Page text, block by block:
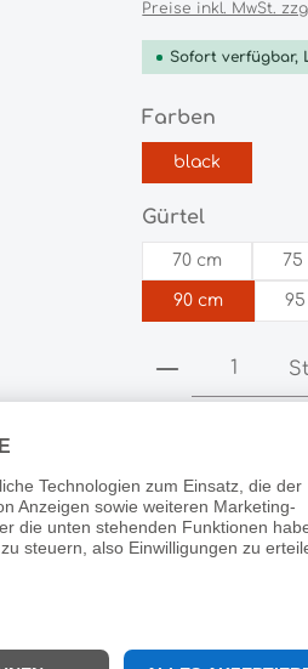
Preise inkl. MwSt.
Sofort verfügbar,
Farben
black
Gürtel
70 cm 75
90 cm
Produkt
In
Produktnummer: